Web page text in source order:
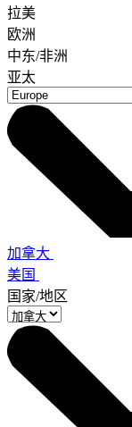
拉美
欧洲
中东/非洲
亚太
加拿大
美国
国家/地区